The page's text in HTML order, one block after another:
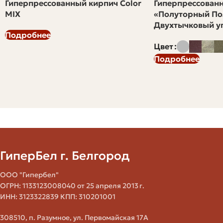
Тип
Отделки
Подходит Для
Современные
фасады, строгие
архитектурные
камня
элементы
Окраска в
Глубокий,
равномерный
лицевого
Контрастная
панели,
Гиперпрессованный кирпич Color
MIX
Подробнее
«Полуторный
Двухтычковый
Цвет
Подробнее
ГиперБел г. Белгород
ООО "Гипербел"
ОГРН: 1133123008040 от 25 апреля 2013 г.
ИНН: 3123322839 КПП: 310201001
308510, п. Разумное, ул. Первомайская 17А